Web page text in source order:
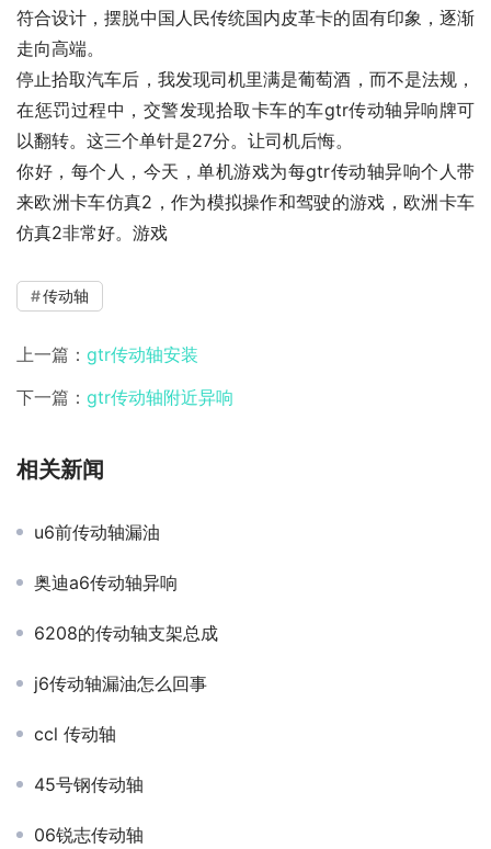
符合设计，摆脱中国人民传统国内皮革卡的固有印象，逐渐
走向高端。
停止拾取汽车后，我发现司机里满是葡萄酒，而不是法规，
在惩罚过程中，交警发现拾取卡车的车gtr传动轴异响牌可
以翻转。这三个单针是27分。让司机后悔。
你好，每个人，今天，单机游戏为每gtr传动轴异响个人带
来欧洲卡车仿真2，作为模拟操作和驾驶的游戏，欧洲卡车
仿真2非常好。游戏
传动轴
上一篇： gtr传动轴安装
下一篇： gtr传动轴附近异响
相关新闻
u6前传动轴漏油
奥迪a6传动轴异响
6208的传动轴支架总成
j6传动轴漏油怎么回事
ccl 传动轴
45号钢传动轴
06锐志传动轴